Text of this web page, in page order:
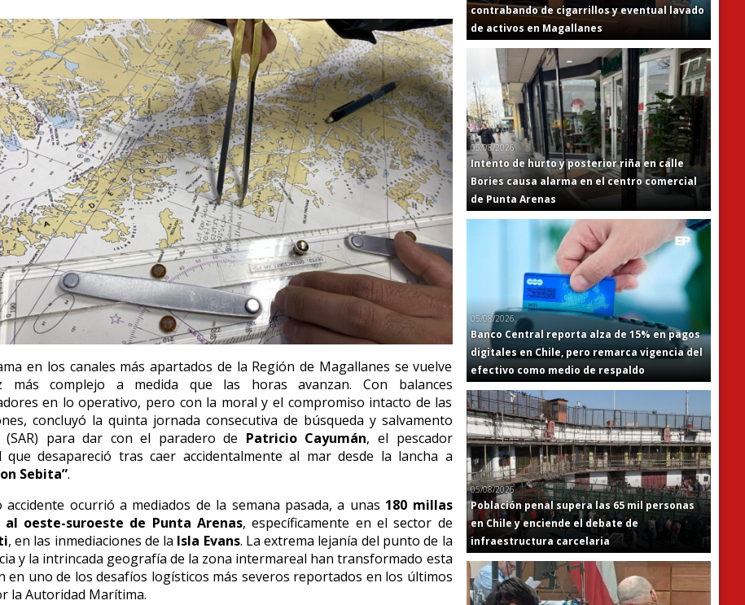
en los canales más apartados de la Región de Magallanes se vuelve
más complejo a medida que las horas avanzan. Con balances
en lo operativo, pero con la moral y el compromiso intacto de las
concluyó la quinta jornada consecutiva de búsqueda y salvamento
(SAR) para dar con el paradero de Patricio Cayumán, el pescador
que desapareció tras caer accidentalmente al mar desde la lancha a
Sebita”.
accidente ocurrió a mediados de la semana pasada, a unas 180 millas
al oeste-suroeste de Punta Arenas, específicamente en el sector de
, en las inmediaciones de la Isla Evans. La extrema lejanía del punto de la
y la intrincada geografía de la zona intermareal han transformado esta
en uno de los desafíos logísticos más severos reportados en los últimos
la Autoridad Marítima.
contrabando de cigarrillos y eventual lavado
de activos en Magallanes
05/08/2026
Intento de hurto y posterior riña en calle
Bories causa alarma en el centro comercial
de Punta Arenas
05/08/2026
Banco Central reporta alza de 15% en pagos
digitales en Chile, pero remarca vigencia del
efectivo como medio de respaldo
05/08/2026
Población penal supera las 65 mil personas
en Chile y enciende el debate de
infraestructura carcelaria